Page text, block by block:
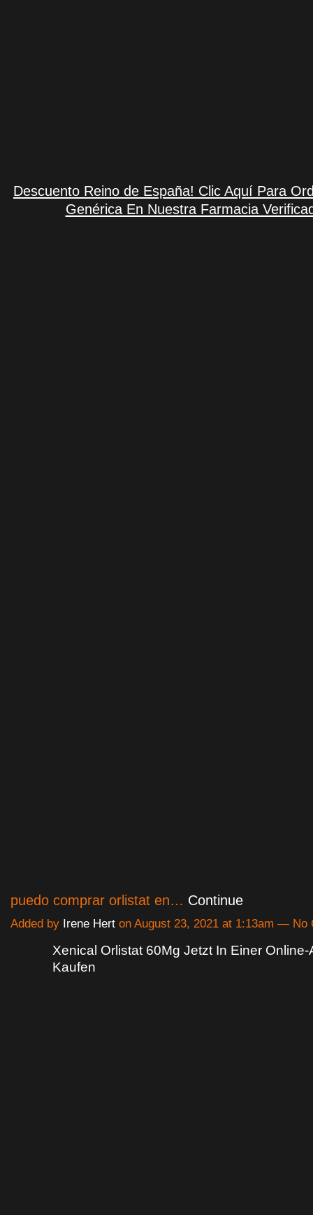
Descuento Reino de España! Clic Aquí Para
Genérica En Nuestra Farmacia
puedo comprar orlistat en… Continue
Added by Irene Hert on August 23, 2021 at 1:13am — No
Xenical Orlistat 60Mg Jetzt In Einer
Kaufen